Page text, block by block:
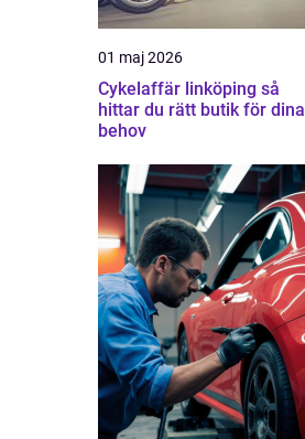
01 maj 2026
Cykelaffär linköping så
hittar du rätt butik för dina
behov